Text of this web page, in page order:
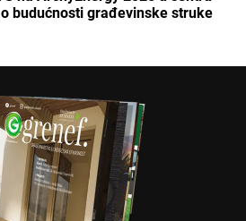
budućnosti građevinske struke